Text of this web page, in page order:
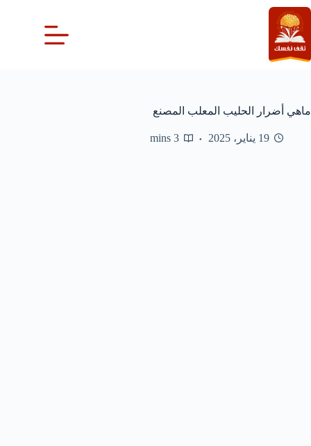
التجاوز
إلى
المحتوى
ماهي أضرار الحليب المعلب المصنع
19 يناير، 2025 3 mins